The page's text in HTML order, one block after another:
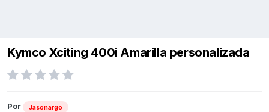
Kymco Xciting 400i Amarilla personalizada
Por Jasonargo